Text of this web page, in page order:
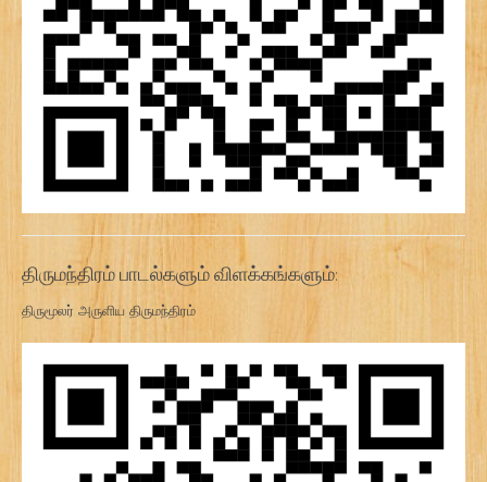
திருமந்திரம் பாடல்களும் விளக்கங்களும்:
திருமூலர் அருளிய திருமந்திரம்